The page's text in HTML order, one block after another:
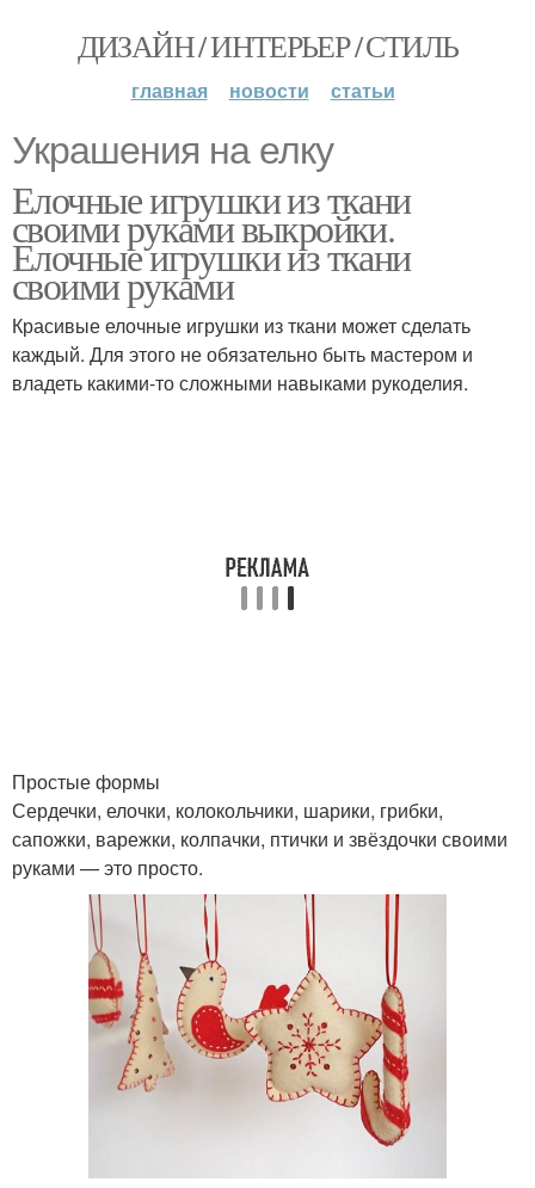
ДИЗАЙН / ИНТЕРЬЕР / СТИЛЬ
главная новости статьи
Украшения на елку
Елочные игрушки из ткани
своими руками выкройки.
Елочные игрушки из ткани
своими руками
Красивые елочные игрушки из ткани может сделать
каждый. Для этого не обязательно быть мастером и
владеть какими-то сложными навыками рукоделия.
Простые формы
Сердечки, елочки, колокольчики, шарики, грибки,
сапожки, варежки, колпачки, птички и звёздочки своими
руками — это просто.